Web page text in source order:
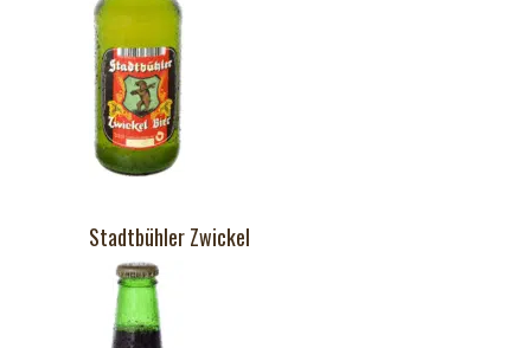
Stadtbühler Zwickel